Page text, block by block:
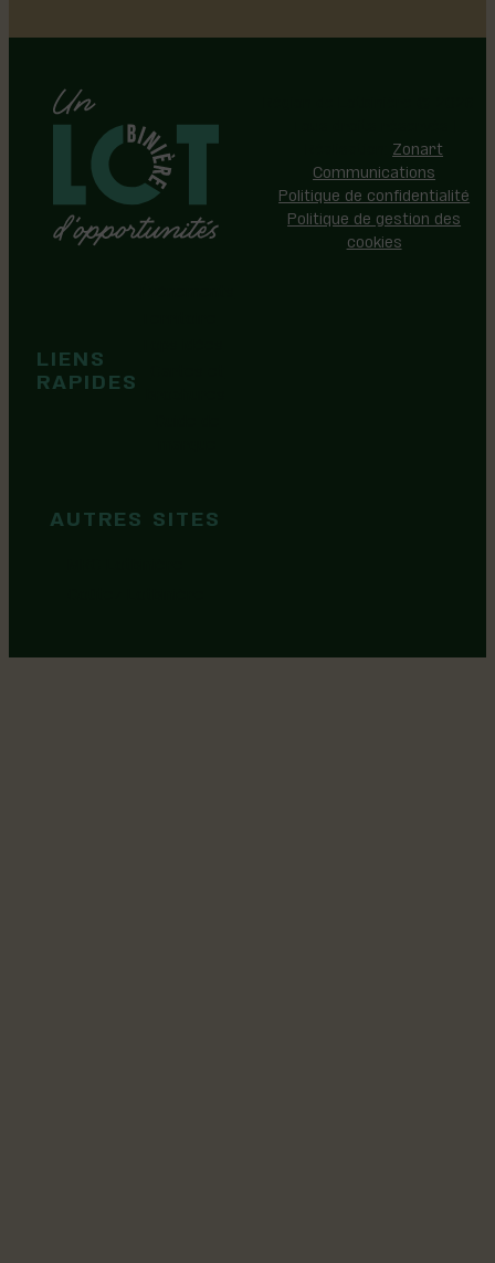
LIENS
RAPIDES
AUTRES SITES
Zonart
Communications
Politique de confidentialité
Politique de gestion des
cookies